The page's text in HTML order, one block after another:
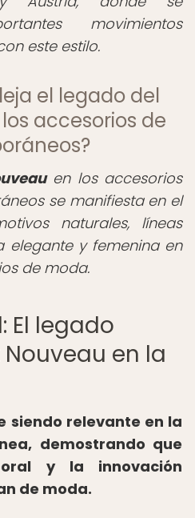
movimientos
este estilo.
el legado del
accesorios de
en los accesorios
se manifiesta en el
naturales, líneas
elegante y femenina en
de moda.
El legado
en la
siendo relevante en la
demostrando que
y la innovación
de moda.